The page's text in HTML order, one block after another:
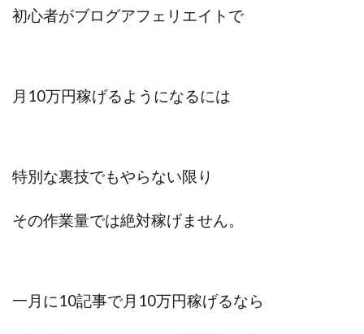
初心者がブログアフェリエイトで
月10万円稼げるようになるには
特別な裏技でもやらない限り
その作業量では絶対稼げません。
一月に10記事で月10万円稼げるなら